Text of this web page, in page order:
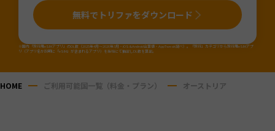
無料でトリファをダウンロード
※国内「旅行用eSIMアプリ」のDL数（2025年4月～2026年3月・iOS&Android合算値・AppTweak調べ）。「旅行」カテゴリから旅行用eSIMアプ
リ（アプリ名か説明に「eSIM」が含まれるアプリ）を当社にて抽出しDL数を算出。
HOME ご利用可能国一覧（料金・プラン） オーストリア